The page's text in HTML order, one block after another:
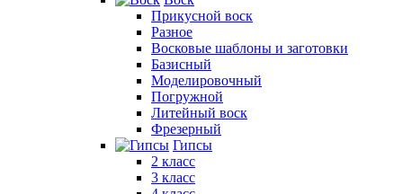
Прикусной воск
Разное
Восковые шаблоны и заготовки
Базисный
Моделировочный
Погружной
Литейный воск
Фрезерный
Гипсы
2 класс
3 класс